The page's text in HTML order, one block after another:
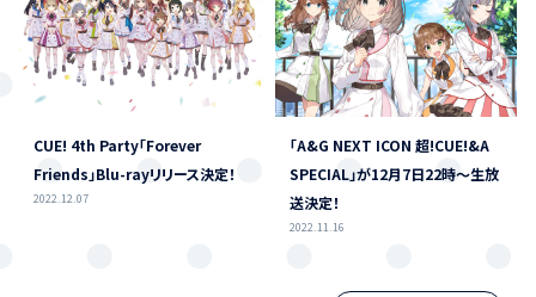
CUE! 4th Party「Forever
Friends」Blu-rayリリース決定！
2022.12.07
「A&G NEXT ICON 超!CUE!&A
SPECIAL」が12月7日22時～生放
送決定！
2022.11.16